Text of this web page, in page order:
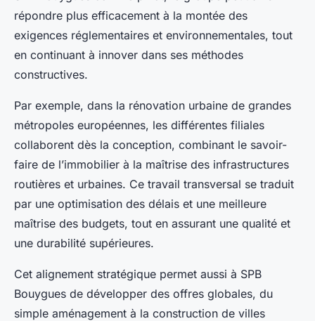
répondre plus efficacement à la montée des
exigences réglementaires et environnementales, tout
en continuant à innover dans ses méthodes
constructives.
Par exemple, dans la rénovation urbaine de grandes
métropoles européennes, les différentes filiales
collaborent dès la conception, combinant le savoir-
faire de l’immobilier à la maîtrise des infrastructures
routières et urbaines. Ce travail transversal se traduit
par une optimisation des délais et une meilleure
maîtrise des budgets, tout en assurant une qualité et
une durabilité supérieures.
Cet alignement stratégique permet aussi à SPB
Bouygues de développer des offres globales, du
simple aménagement à la construction de villes